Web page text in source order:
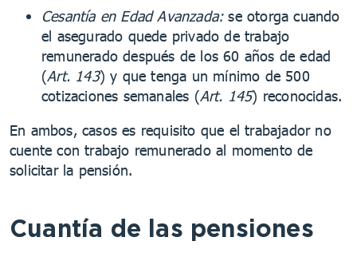
Cesantía en Edad Avanzada:se otorga cuando
el asegurado quede privado de trabajo
remunerado después de los 60 años de edad
(Art. 143) y que tenga un mínimo de 500
cotizaciones semanales (Art. 145) reconocidas.
En ambos, casos es requisito que el trabajador no
cuente con trabajo remunerado al momento de
solicitar la pensión.
Cuantía de las pensiones